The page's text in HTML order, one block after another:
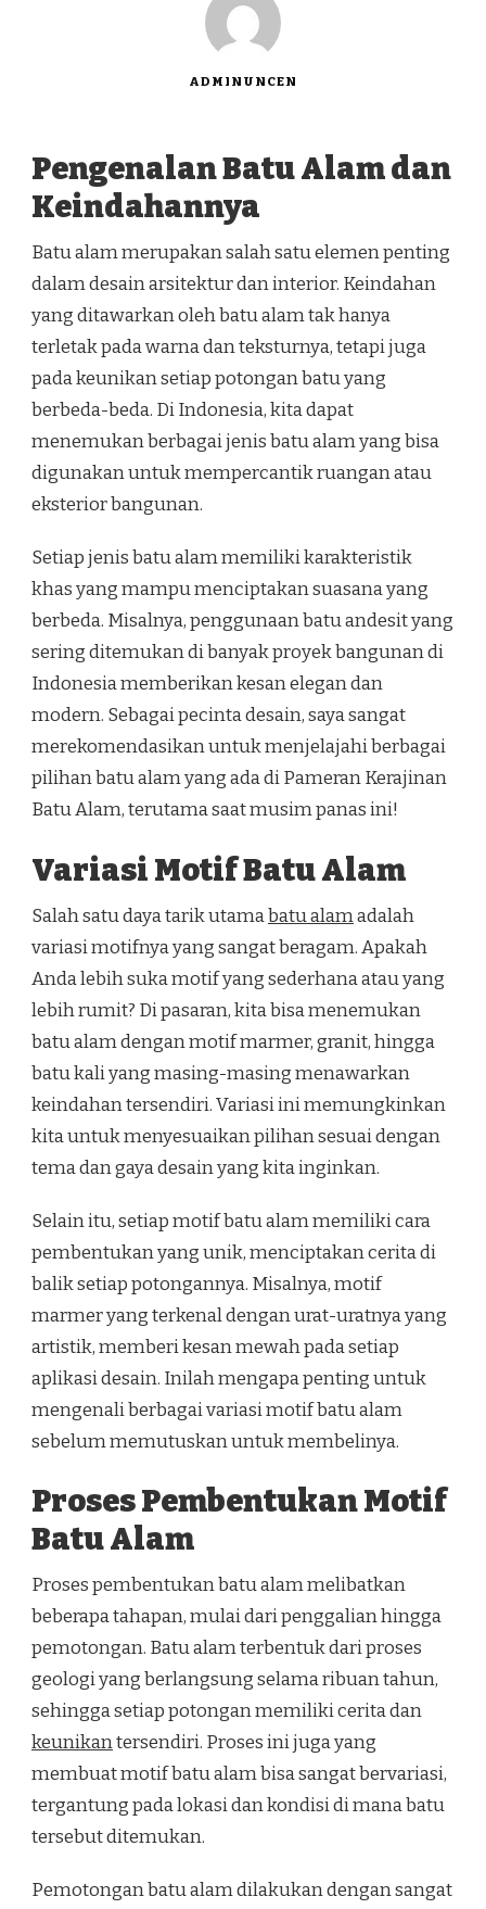
ADMINUNCEN
Pengenalan Batu Alam dan
Keindahannya
Batu alam merupakan salah satu elemen penting
dalam desain arsitektur dan interior. Keindahan
yang ditawarkan oleh batu alam tak hanya
terletak pada warna dan teksturnya, tetapi juga
pada keunikan setiap potongan batu yang
berbeda-beda. Di Indonesia, kita dapat
menemukan berbagai jenis batu alam yang bisa
digunakan untuk mempercantik ruangan atau
eksterior bangunan.
Setiap jenis batu alam memiliki karakteristik
khas yang mampu menciptakan suasana yang
berbeda. Misalnya, penggunaan batu andesit yang
sering ditemukan di banyak proyek bangunan di
Indonesia memberikan kesan elegan dan
modern. Sebagai pecinta desain, saya sangat
merekomendasikan untuk menjelajahi berbagai
pilihan batu alam yang ada di Pameran Kerajinan
Batu Alam, terutama saat musim panas ini!
Variasi Motif Batu Alam
Salah satu daya tarik utamabatu alamadalah
variasi motifnya yang sangat beragam. Apakah
Anda lebih suka motif yang sederhana atau yang
lebih rumit? Di pasaran, kita bisa menemukan
batu alam dengan motif marmer, granit, hingga
batu kali yang masing-masing menawarkan
keindahan tersendiri. Variasi ini memungkinkan
kita untuk menyesuaikan pilihan sesuai dengan
tema dan gaya desain yang kita inginkan.
Selain itu, setiap motif batu alam memiliki cara
pembentukan yang unik, menciptakan cerita di
balik setiap potongannya. Misalnya, motif
marmer yang terkenal dengan urat-uratnya yang
artistik, memberi kesan mewah pada setiap
aplikasi desain. Inilah mengapa penting untuk
mengenali berbagai variasi motif batu alam
sebelum memutuskan untuk membelinya.
Proses Pembentukan Motif
Batu Alam
Proses pembentukan batu alam melibatkan
beberapa tahapan, mulai dari penggalian hingga
pemotongan. Batu alam terbentuk dari proses
geologi yang berlangsung selama ribuan tahun,
sehingga setiap potongan memiliki cerita dan
keunikantersendiri. Proses ini juga yang
membuat motif batu alam bisa sangat bervariasi,
tergantung pada lokasi dan kondisi di mana batu
tersebut ditemukan.
Pemotongan batu alam dilakukan dengan sangat